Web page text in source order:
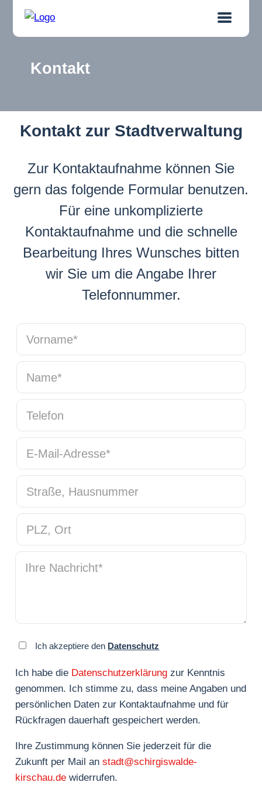
Kontakt
Kontakt zur Stadtverwaltung
Zur Kontaktaufnahme können Sie
gern das folgende Formular benutzen.
Für eine unkomplizierte
Kontaktaufnahme und die schnelle
Bearbeitung Ihres Wunsches bitten
wir Sie um die Angabe Ihrer
Telefonnummer.
Vorname*
Name*
Telefon
E-Mail-Adresse*
Straße, Hausnummer
PLZ, Ort
Ihre Nachricht*
Ich akzeptiere den Datenschutz
Ich habe die Datenschutzerklärung zur Kenntnis
genommen. Ich stimme zu, dass meine Angaben und
persönlichen Daten zur Kontaktaufnahme und für
Rückfragen dauerhaft gespeichert werden.
Ihre Zustimmung können Sie jederzeit für die
Zukunft per Mail anstadt@schirgiswalde-
kirschau.de widerrufen.